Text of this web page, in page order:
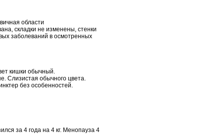
области
складки не изменены, стенки
заболеваний в осмотренных
кишки обычный.
Слизистая обычного цвета.
без особенностей.
за 4 года на 4 кг. Менопауза 4